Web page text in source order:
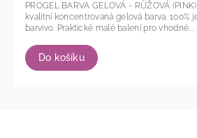
Do košíku
PROGEL BARVA GELOVÁ - RŮŽOVÁ (PINK) Vysoce
kvalitní koncentrovaná gelová barva. 100% jedlé potravinářské
barvivo. Praktické malé balení pro vhodné...